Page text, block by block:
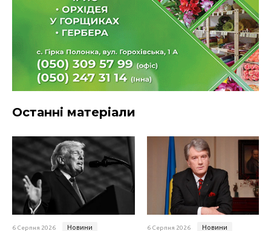
Останні матеріали
6 Серпня 2026 Новини 6 Серпня 2026 Новини